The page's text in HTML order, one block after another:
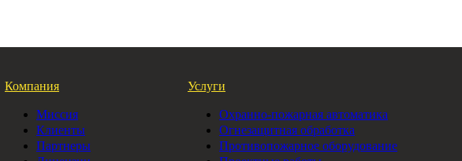
Компания
Миссия
Клиенты
Партнеры
Услуги
Охранно-пожарная автоматика
Огнезащитная обработка
Противопожарное оборудование